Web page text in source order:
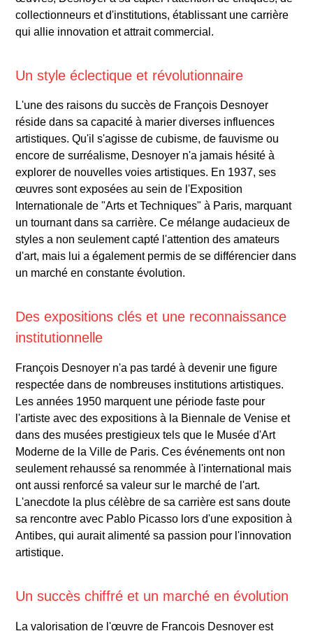
collectionneurs et d'institutions, établissant une carrière
qui allie innovation et attrait commercial.
Un style éclectique et révolutionnaire
L'une des raisons du succès de François Desnoyer
réside dans sa capacité à marier diverses influences
artistiques. Qu'il s'agisse de cubisme, de fauvisme ou
encore de surréalisme, Desnoyer n'a jamais hésité à
explorer de nouvelles voies artistiques. En 1937, ses
œuvres sont exposées au sein de l'Exposition
Internationale de "Arts et Techniques" à Paris, marquant
un tournant dans sa carrière. Ce mélange audacieux de
styles a non seulement capté l'attention des amateurs
d'art, mais lui a également permis de se différencier dans
un marché en constante évolution.
Des expositions clés et une reconnaissance
institutionnelle
François Desnoyer n'a pas tardé à devenir une figure
respectée dans de nombreuses institutions artistiques.
Les années 1950 marquent une période faste pour
l'artiste avec des expositions à la Biennale de Venise et
dans des musées prestigieux tels que le Musée d'Art
Moderne de la Ville de Paris. Ces événements ont non
seulement rehaussé sa renommée à l'international mais
ont aussi renforcé sa valeur sur le marché de l'art.
L'anecdote la plus célèbre de sa carrière est sans doute
sa rencontre avec Pablo Picasso lors d'une exposition à
Antibes, qui aurait alimenté sa passion pour l'innovation
artistique.
Un succès chiffré et un marché en évolution
La valorisation de l'œuvre de François Desnoyer est